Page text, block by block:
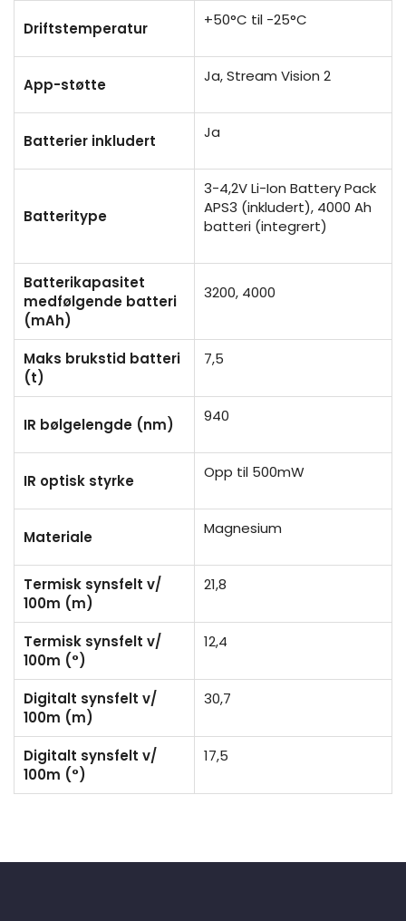
Driftstemperatur +50°C til -25°C
App-støtte Ja, Stream Vision 2
Batterier inkludert Ja
Batteritype
3-4,2V Li-Ion Battery Pack
APS3 (inkludert), 4000 Ah
batteri (integrert)
Batterikapasitet
medfølgende batteri
(mAh)
3200, 4000
Maks brukstid batteri
(t)
7,5
IR bølgelengde (nm) 940
IR optisk styrke Opp til 500mW
Materiale Magnesium
Termisk synsfelt v/
100m (m)
21,8
Termisk synsfelt v/
100m (°)
12,4
Digitalt synsfelt v/
100m (m)
30,7
Digitalt synsfelt v/
100m (°)
17,5